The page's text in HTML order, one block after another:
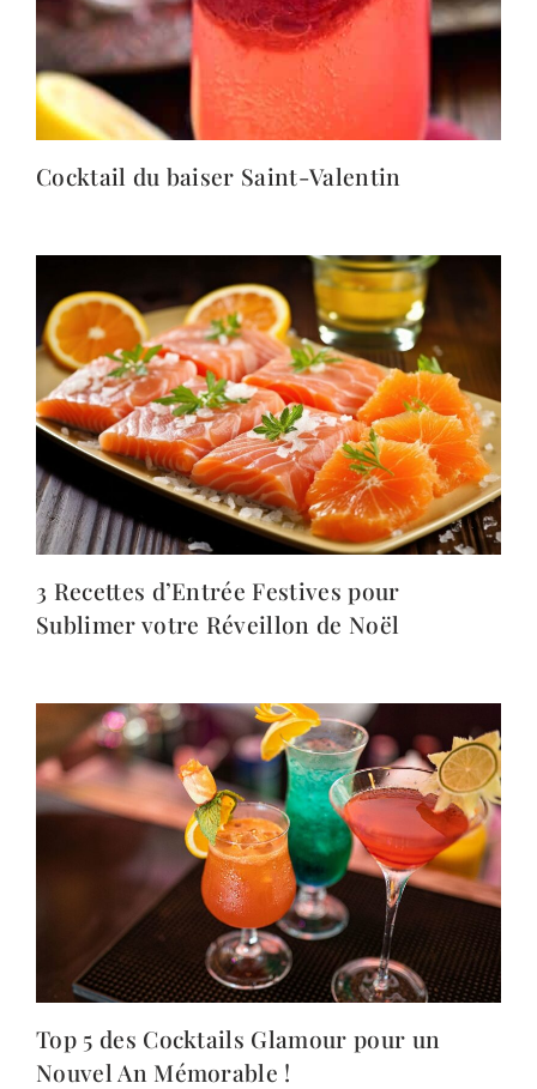
Cocktail du baiser Saint-Valentin
3 Recettes d’Entrée Festives pour
Sublimer votre Réveillon de Noël
Top 5 des Cocktails Glamour pour un
Nouvel An Mémorable !